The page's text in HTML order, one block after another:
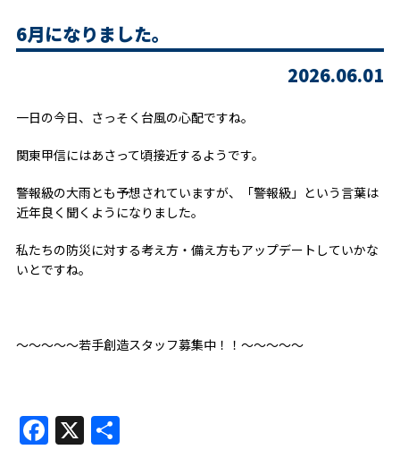
6月になりました。
2026.06.01
一日の今日、さっそく台風の心配ですね。
関東甲信にはあさって頃接近するようです。
警報級の大雨とも予想されていますが、「警報級」という言葉は
近年良く聞くようになりました。
私たちの防災に対する考え方・備え方もアップデートしていかな
いとですね。
～～～～～若手創造スタッフ募集中！！～～～～～
Facebook
X 共
有